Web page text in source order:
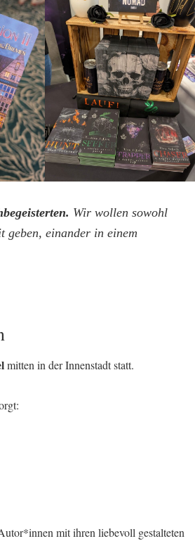
Wir wollen sowohl
geben, einander in einem
mitten in der Innenstadt statt.
mit ihren liebevoll gestalteten